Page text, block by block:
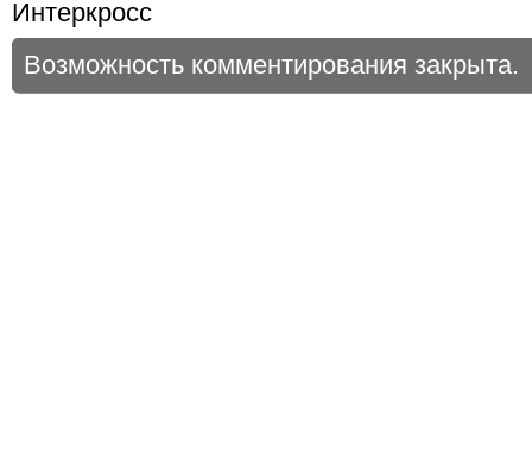
Интеркросс
Возможность комментирования закрыта.